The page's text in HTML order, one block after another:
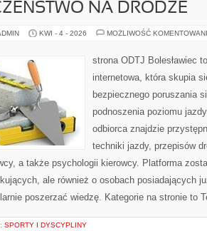
NA DRODZE
KWI - 4 - 2026 MOŻLIWOŚĆ
strona ODTJ Bolesławiec
internetowa, która skupia
bezpiecznego poruszania
podnoszenia poziomu
odbiorca znajdzie
techniki jazdy, przepisów
a także psychologii kierowcy. Platforma
ale również o osobach posiadających
poszerzać wiedzę. Kategorie na stronie to
SPORTY I DYSCYPLINY